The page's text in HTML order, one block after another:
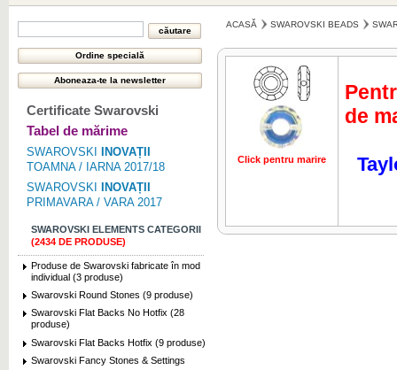
Certificate Swarovski
Tabel de mărime
SWAROVSKI
INOVAȚII
TOAMNA / IARNA 2017/18
SWAROVSKI
INOVAȚII
PRIMAVARA / VARA 2017
SWAROVSKI ELEMENTS CATEGORII
(2434 DE PRODUSE)
Produse de Swarovski fabricate în mod
individual (3 produse)
Swarovski Round Stones (9 produse)
Swarovski Flat Backs No Hotfix (28
produse)
Swarovski Flat Backs Hotfix (9 produse)
Swarovski Fancy Stones & Settings
ACASĂ SWAROVSKI BEADS
Click pentru marire Click pentru
de